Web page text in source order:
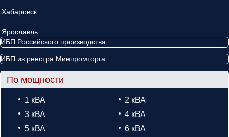
Хабаровск
Ярославль
ИБП Российского производства
ИБП из реестра Минпромторга
По мощности
1 кВА
2 кВА
3 кВА
4 кВА
5 кВА
6 кВА